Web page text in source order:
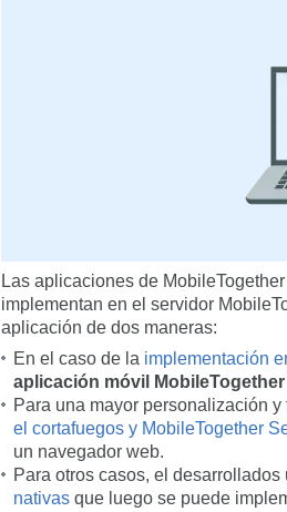
Las aplicaciones de
implementan en el servidor
aplicación de dos maneras:
En el caso de la implementación
aplicación móvil MobileTogether
Para una mayor personalización
el cortafuegos y MobileTogether
un navegador web.
Para otros casos, el
nativasque luego se puede